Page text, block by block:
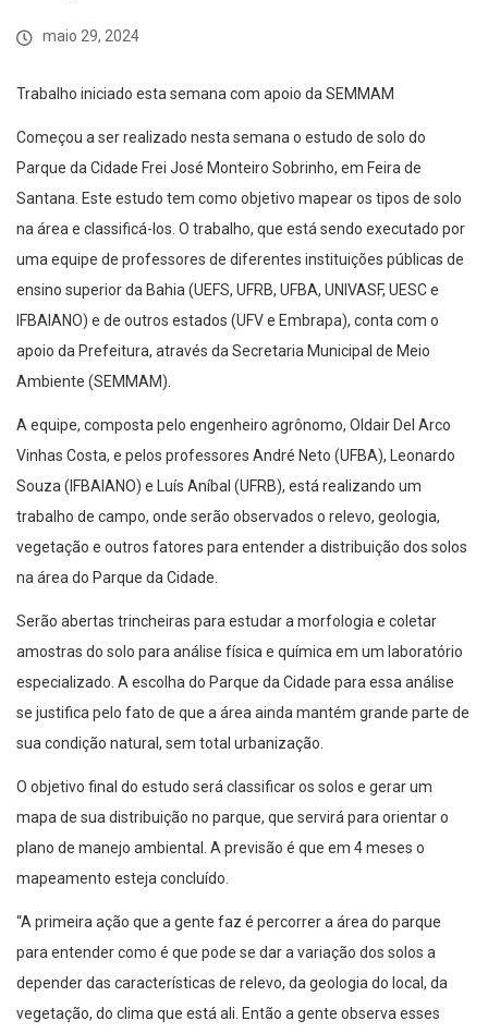
maio 29, 2024
Trabalho iniciado esta semana com apoio da SEMMAM
Começou a ser realizado nesta semana o estudo de solo do
Parque da Cidade Frei José Monteiro Sobrinho, em Feira de
Santana. Este estudo tem como objetivo mapear os tipos de solo
na área e classificá-los. O trabalho, que está sendo executado por
uma equipe de professores de diferentes instituições públicas de
ensino superior da Bahia (UEFS, UFRB, UFBA, UNIVASF, UESC e
IFBAIANO) e de outros estados (UFV e Embrapa), conta com o
apoio da Prefeitura, através da Secretaria Municipal de Meio
Ambiente (SEMMAM).
A equipe, composta pelo engenheiro agrônomo, Oldair Del Arco
Vinhas Costa, e pelos professores André Neto (UFBA), Leonardo
Souza (IFBAIANO) e Luís Aníbal (UFRB), está realizando um
trabalho de campo, onde serão observados o relevo, geologia,
vegetação e outros fatores para entender a distribuição dos solos
na área do Parque da Cidade.
Serão abertas trincheiras para estudar a morfologia e coletar
amostras do solo para análise física e química em um laboratório
especializado. A escolha do Parque da Cidade para essa análise
se justifica pelo fato de que a área ainda mantém grande parte de
sua condição natural, sem total urbanização.
O objetivo final do estudo será classificar os solos e gerar um
mapa de sua distribuição no parque, que servirá para orientar o
plano de manejo ambiental. A previsão é que em 4 meses o
mapeamento esteja concluído.
“A primeira ação que a gente faz é percorrer a área do parque
para entender como é que pode se dar a variação dos solos a
depender das características de relevo, da geologia do local, da
vegetação, do clima que está ali. Então a gente observa esses